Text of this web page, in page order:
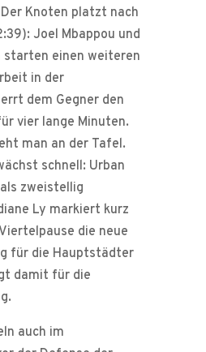
Knoten platzt nach
Joel Mbappou und
starten einen weiteren
in der
dem Gegner den
vier lange Minuten.
man an der Tafel.
schnell: Urban
zweistellig
Ly markiert kurz
die neue
für die Hauptstädter
damit für die
auch im